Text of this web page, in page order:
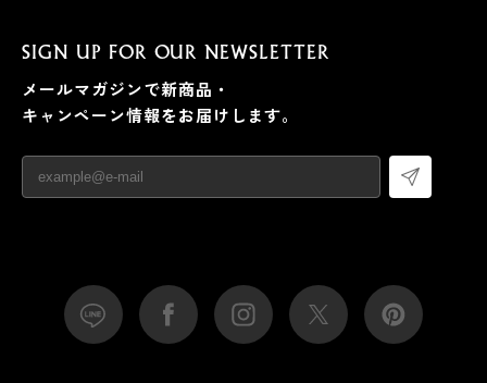
SIGN UP FOR OUR NEWSLETTER
メールマガジンで新商品・
キャンペーン情報をお届けします。